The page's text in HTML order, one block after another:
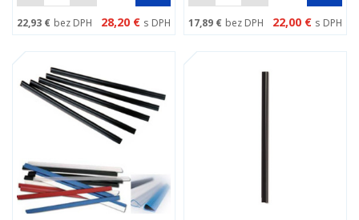
22,93 € bez DPH 28,20 € s DPH 17,89 € bez DPH 22,00 € s DPH